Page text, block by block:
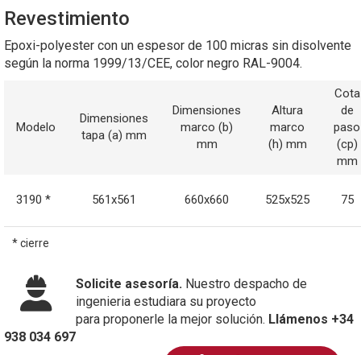
Revestimiento
Epoxi-polyester con un espesor de 100 micras sin disolvente
según la norma 1999/13/CEE, color negro RAL-9004.
Modelo
Dimensiones
tapa (a) mm
Dimensiones
marco (b)
mm
Altura
marco
(h) mm
Cota
de
paso
(cp)
mm
3190 * 561x561 660x660 525x525 75
* cierre
Solicite asesoría. Nuestro despacho de
ingenieria estudiara su proyecto
para proponerle la mejor solución. Llámenos +34
938 034 697